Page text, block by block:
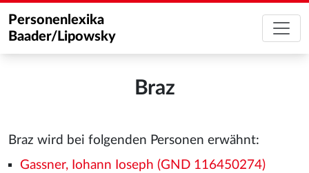
Personenlexika
Baader/Lipowsky
Braz
Braz wird bei folgenden Personen erwähnt:
Gassner, Iohann Ioseph (GND 116450274)